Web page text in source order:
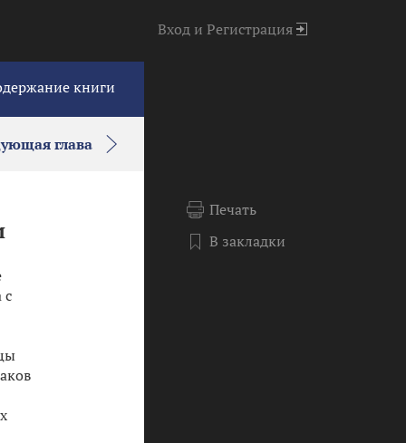
Вход и Регистрация
книги
глава
с
Печать
В закладки